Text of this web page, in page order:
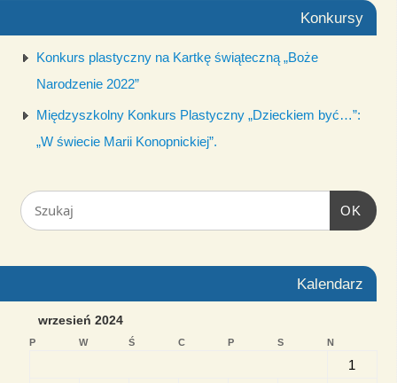
Konkursy
Konkurs plastyczny na Kartkę świąteczną „Boże
Narodzenie 2022”
Międzyszkolny Konkurs Plastyczny „Dzieckiem być…”:
„W świecie Marii Konopnickiej”.
OK
Kalendarz
wrzesień 2024
P W Ś C P S N
1